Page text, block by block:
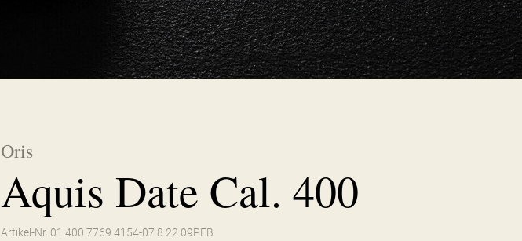
Oris
Aquis Date Cal. 400
Artikel-Nr. 01 400 7769 4154-07 8 22 09PEB